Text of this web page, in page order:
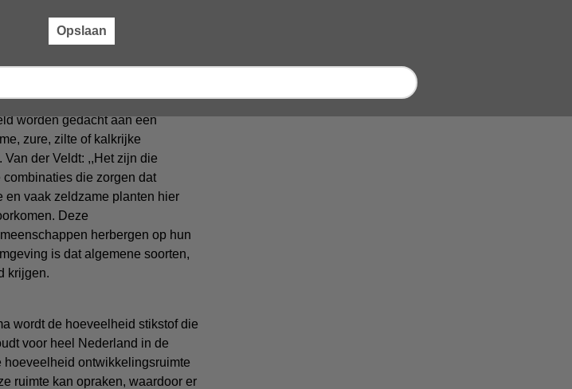
Opslaan
natuurgebieden’’, aldus Job
vragen. Daarbij moet
worden gedacht aan een
zure, zilte of kalkrijke
Van der Veldt: ,,Het zijn die
combinaties die zorgen dat
en vaak zeldzame planten hier
Deze
herbergen op hun
is dat algemene soorten,
krijgen.
wordt de hoeveelheid stikstof die
voor heel Nederland in de
ontwikkelingsruimte
ruimte kan opraken, waardoor er